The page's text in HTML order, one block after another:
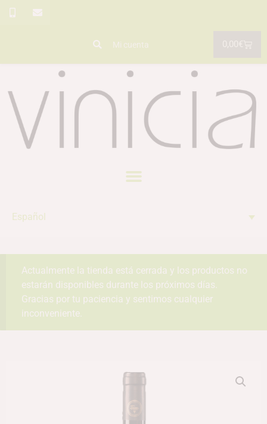
Mi cuenta
Español
Actualmente la tienda está cerrada y los productos no
estarán disponibles durante los próximos días.
Gracias por tu paciencia y sentimos cualquier
inconveniente.